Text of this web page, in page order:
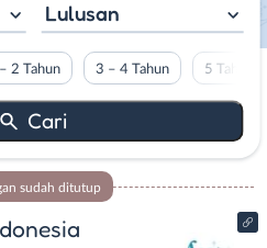
Lulusan
2 Tahun 3 – 4 Tahun 5 Tahun
sudah ditutup